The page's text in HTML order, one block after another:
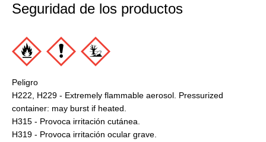
Seguridad de los productos
Peligro
H222, H229 - Extremely flammable aerosol. Pressurized
container: may burst if heated.
H315 - Provoca irritación cutánea.
H319 - Provoca irritación ocular grave.